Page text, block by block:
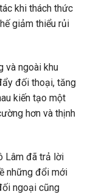
khi thách thức
giảm thiểu rủi
và ngoài khu
đối thoại, tăng
kiến tạo một
hơn và thịnh
Lâm đã trả lời
những đổi mới
ngoại cũng